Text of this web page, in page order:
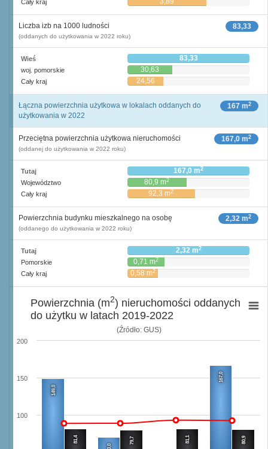
Cały kraj
83,33
Liczba izb na 1000 ludności
(oddanych do użytkowania w 2022 roku)
Wieś 83,33
woj. pomorskie 30,63
Cały kraj 24,56
167 m2
Łączna powierzchnia użytkowa w lokalach oddanych do
użytkowania w 2022
167,0 m2
Przeciętna powierzchnia użytkowa nieruchomości
(oddanej do użytkowania w 2022 roku)
Tutaj 167,0 m2
Województwo 80,9 m2
Cały kraj 92,3 m2
2,32 m2
Powierzchnia budynku mieszkalnego na osobę
(oddanego do użytkowania w 2022 roku)
Tutaj 2,32 m2
Pomorskie 0,71 m2
Cały kraj 0,58 m2
(Źródło: GUS)
149,0
70,0
167,0
81,4 79,7 81,1 80,9
100
150
200
Powierzchnia (m2) nieruchomości oddanych
do użytku w latach 2019-2022